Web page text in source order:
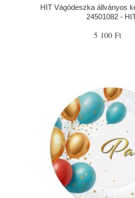
HIT Vágódeszka állványos
24501082 -
5 100 Ft